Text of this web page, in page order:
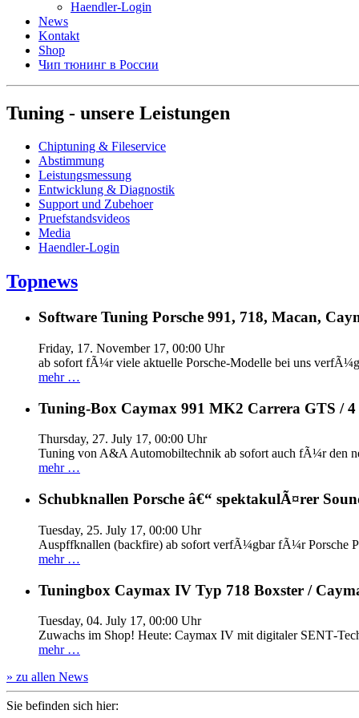
Haendler-Login
News
Kontakt
Shop
Чип тюнинг в России
Tuning - unsere Leistungen
Chiptuning & Fileservice
Abstimmung
Leistungsmessung
Entwicklung & Diagnostik
Support und Zubehoer
Pruefstandsvideos
Media
Haendler-Login
Topnews
Software Tuning Porsche 991, 718, Macan,
Friday, 17. November 17, 00:00 Uhr
ab sofort fÃ¼r viele aktuelle Porsche-Modelle bei uns
mehr …
Tuning-Box Caymax 991 MK2 Carrera GTS / 4
Thursday, 27. July 17, 00:00 Uhr
Tuning von A&A Automobiltechnik ab sofort auch fÃ¼r den
mehr …
Schubknallen Porsche â€“ spektakulÃ¤rer
Tuesday, 25. July 17, 00:00 Uhr
Auspffknallen (backfire) ab sofort verfÃ¼gbar fÃ¼r Porsche
mehr …
Tuningbox Caymax IV Typ 718 Boxster /
Tuesday, 04. July 17, 00:00 Uhr
Zuwachs im Shop! Heute: Caymax IV mit digitaler
mehr …
» zu allen News
Sie befinden sich hier: